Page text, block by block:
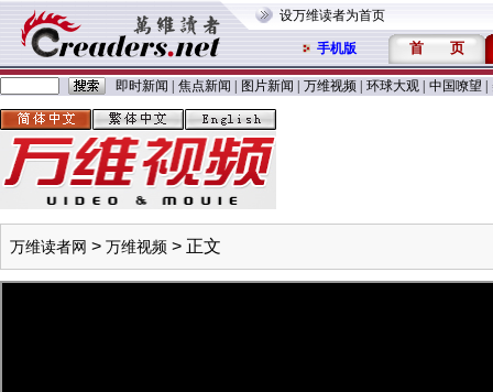
设万维读者为首页
手机版 首 页
即时新闻 焦点新闻 图片新闻 万维视频 环球大观 中国嘹望
万维读者网 > 万维视频 > 正文